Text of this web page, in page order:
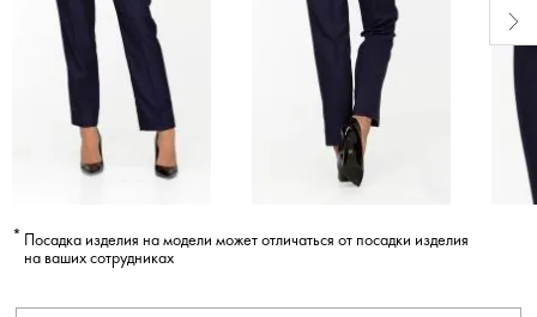
Посадка изделия на модели может отличаться от посадки изделия
на ваших сотрудниках